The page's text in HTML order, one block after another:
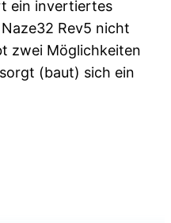
ein invertiertes
Rev5 nicht
zwei Möglichkeiten
(baut) sich ein